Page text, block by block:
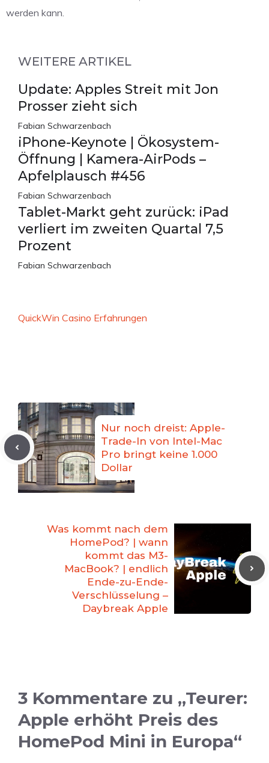
werden kann.
WEITERE ARTIKEL
Update: Apples Streit mit Jon
Prosser zieht sich
Fabian Schwarzenbach
iPhone-Keynote | Ökosystem-
Öffnung | Kamera-AirPods –
Apfelplausch #456
Fabian Schwarzenbach
Tablet-Markt geht zurück: iPad
verliert im zweiten Quartal 7,5
Prozent
Fabian Schwarzenbach
QuickWin Casino Erfahrungen
Nur noch dreist: Apple-
Trade-In von Intel-Mac
Pro bringt keine 1.000
Dollar
Was kommt nach dem
HomePod? | wann
kommt das M3-
MacBook? | endlich
Ende-zu-Ende-
Verschlüsselung –
Daybreak Apple
3 Kommentare zu „Teurer:
Apple erhöht Preis des
HomePod Mini in Europa“